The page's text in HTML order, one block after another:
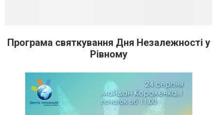
Програма святкування Дня Незалежності у
Рівному